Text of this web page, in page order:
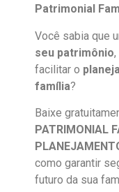
Patrimonial
Você sabia que
seu patrimônio,
facilitar o
família?
Baixe
PATRIMONIAL
como garantir
futuro da sua